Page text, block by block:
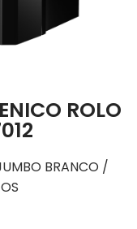
ROLO
BRANCO /